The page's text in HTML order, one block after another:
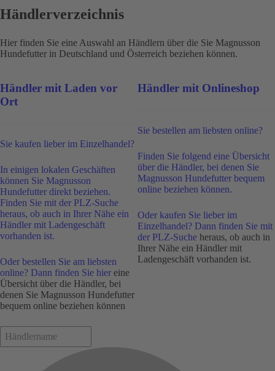
Händlerverzeichnis
Hier finden Sie eine Auswahl an Händlern über die Sie Magnusson
Hundefutter in Deutschland und Österreich beziehen können.
Händler mit Laden vor
Ort
Sie kaufen lieber im Einzelhandel?
In einigen lokalen Geschäften
können Sie Magnusson
Hundefutter direkt beziehen.
Finden Sie mit der PLZ-Suche
heraus, ob auch in Ihrer Nähe ein
Händler mit Ladengeschäft
vorhanden ist.
Oder bestellen Sie am liebsten
online? Dann finden Sie hier eine
Übersicht über die Händler, bei
denen Sie Magnusson Hundefutter
bequem online beziehen können
Händler mit Onlineshop
Sie bestellen am liebsten online?
Finden Sie folgend eine Übersicht
über die Händler, bei denen Sie
Magnusson Hundefutter bequem
online beziehen können.
Oder kaufen Sie lieber im
Einzelhandel? Dann finden Sie mit
der PLZ-Suche heraus, ob auch in
Ihrer Nähe ein Händler mit
Ladengeschäft vorhanden ist.